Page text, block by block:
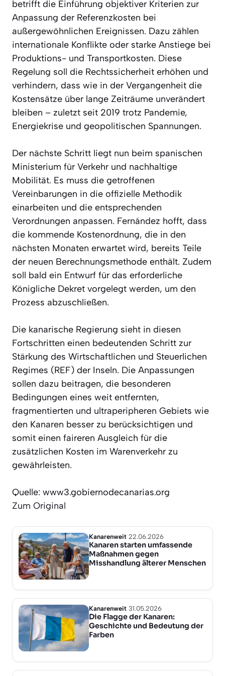
betrifft die Einführung objektiver Kriterien zur
Anpassung der Referenzkosten bei
außergewöhnlichen Ereignissen. Dazu zählen
internationale Konflikte oder starke Anstiege bei
Produktions- und Transportkosten. Diese
Regelung soll die Rechtssicherheit erhöhen und
verhindern, dass wie in der Vergangenheit die
Kostensätze über lange Zeiträume unverändert
bleiben – zuletzt seit 2019 trotz Pandemie,
Energiekrise und geopolitischen Spannungen.
Der nächste Schritt liegt nun beim spanischen
Ministerium für Verkehr und nachhaltige
Mobilität. Es muss die getroffenen
Vereinbarungen in die offizielle Methodik
einarbeiten und die entsprechenden
Verordnungen anpassen. Fernández hofft, dass
die kommende Kostenordnung, die in den
nächsten Monaten erwartet wird, bereits Teile
der neuen Berechnungsmethode enthält. Zudem
soll bald ein Entwurf für das erforderliche
Königliche Dekret vorgelegt werden, um den
Prozess abzuschließen.
Die kanarische Regierung sieht in diesen
Fortschritten einen bedeutenden Schritt zur
Stärkung des Wirtschaftlichen und Steuerlichen
Regimes (REF) der Inseln. Die Anpassungen
sollen dazu beitragen, die besonderen
Bedingungen eines weit entfernten,
fragmentierten und ultraperipheren Gebiets wie
den Kanaren besser zu berücksichtigen und
somit einen faireren Ausgleich für die
zusätzlichen Kosten im Warenverkehr zu
gewährleisten.
Quelle: www3.gobiernodecanarias.org
Zum Original
Kanarenweit 22.06.2026
Kanaren starten umfassende
Maßnahmen gegen
Misshandlung älterer Menschen
Kanarenweit 31.05.2026
Die Flagge der Kanaren:
Geschichte und Bedeutung der
Farben